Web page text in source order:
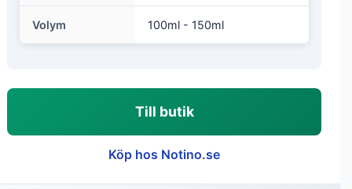
Volym 100ml - 150ml
Till butik
Köp hos Notino.se